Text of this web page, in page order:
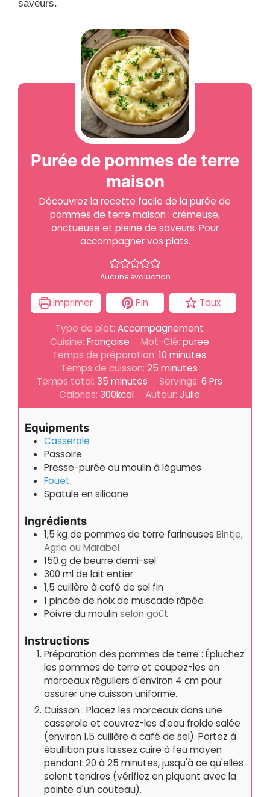
saveurs.
Purée de pommes de terre
maison
Découvrez la recette facile de la purée de
pommes de terre maison : crémeuse,
onctueuse et pleine de saveurs. Pour
accompagner vos plats.
Aucune évaluation
Imprimer Pin Taux
Type de plat: Accompagnement
Cuisine:Française Mot-Clé: puree
Temps de préparation:10 minutes
minutes
Temps de cuisson:25 minutes
minutes
Temps total:35 minutes
minutes Servings: 6 Prs
Calories:300kcal Auteur: Julie
Equipments
Casserole
Passoire
Presse-purée ou moulin à légumes
Fouet
Spatule en silicone
Ingrédients
1,5 kg de pommes de terre farineuses Bintje,
Agria ou Marabel
150 g de beurre demi-sel
300 mlde lait entier
1,5 cuillère à café de sel fin
1 pincée de noix de muscade râpée
Poivre du moulin selon goût
Instructions
Préparation des pommes de terre : Épluchez
les pommes de terre et coupez-les en
morceaux réguliers d'environ 4 cm pour
assurer une cuisson uniforme.
Cuisson : Placez les morceaux dans une
casserole et couvrez-les d'eau froide salée
(environ 1,5 cuillère à café de sel). Portez à
ébullition puis laissez cuire à feu moyen
pendant 20 à 25 minutes, jusqu'à ce qu'elles
soient tendres (vérifiez en piquant avec la
pointe d'un couteau).